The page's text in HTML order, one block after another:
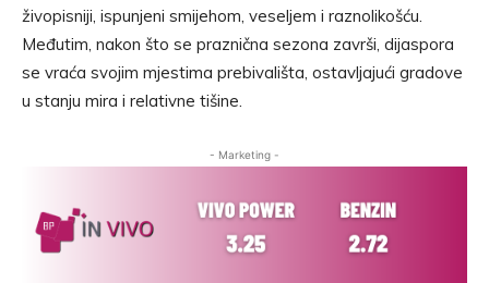
živopisniji, ispunjeni smijehom, veseljem i raznolikošću.
Međutim, nakon što se praznična sezona završi, dijaspora
se vraća svojim mjestima prebivališta, ostavljajući gradove
u stanju mira i relativne tišine.
- Marketing -